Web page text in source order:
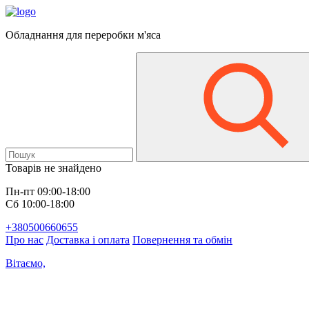
Обладнання для переробки м'яса
Товарів не знайдено
Пн-пт 09:00-18:00
Сб 10:00-18:00
+380500660655
Про нас Доставка і оплата Повернення та обмін
Вітаємо,